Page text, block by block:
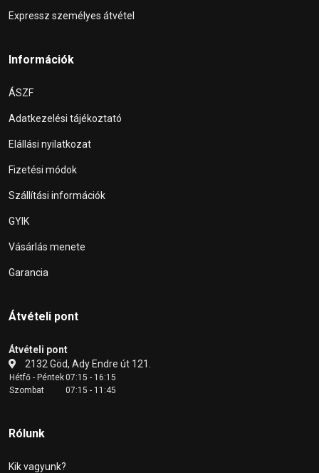
Expressz személyes átvétel
Információk
ÁSZF
Adatkezelési tájékoztató
Elállási nyilatkozat
Fizetési módok
Szállítási információk
GYIK
Vásárlás menete
Garancia
Átvételi pont
Átvételi pont
2132 Göd, Ady Endre út 121.
Hétfő - Péntek07:15 - 16:15
Szombat
07:15 - 11:45
Rólunk
Kik vagyunk?